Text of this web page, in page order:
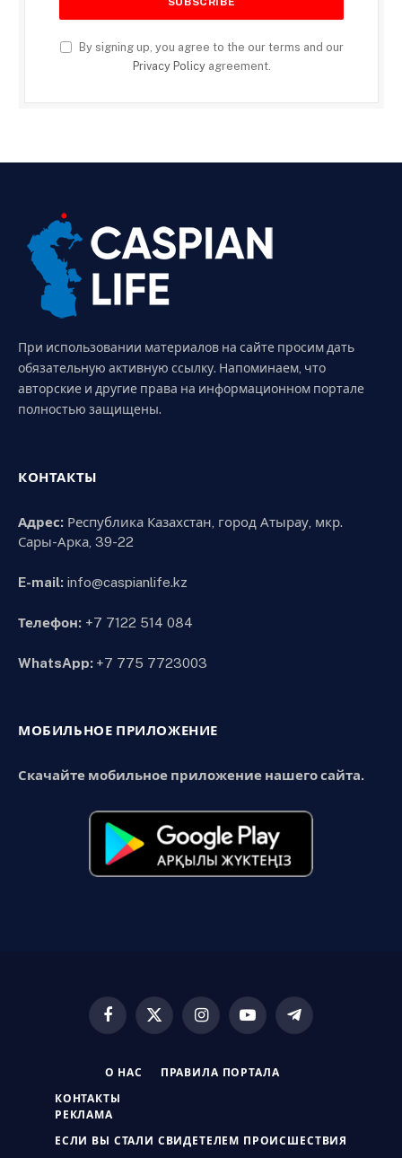
By signing up, you agree to the our terms and our
Privacy Policyagreement.
При использовании материалов на сайте просим дать
обязательную активную ссылку. Напоминаем, что
авторские и другие права на информационном портале
полностью защищены.
КОНТАКТЫ
Адрес: Республика Казахстан, город Атырау, мкр.
Сары-Арка, 39-22
E-mail: info@caspianlife.kz
Телефон: +7 7122 514 084
WhatsApp: +7 775 7723003
МОБИЛЬНОЕ ПРИЛОЖЕНИЕ
Скачайте мобильное приложение нашего сайта.
Facebook
X
InstagramYouTubeTelegram
О НАС ПРАВИЛА ПОРТАЛА
КОНТАКТЫ
РЕКЛАМА
ЕСЛИ ВЫ СТАЛИ СВИДЕТЕЛЕМ ПРОИСШЕСТВИЯ